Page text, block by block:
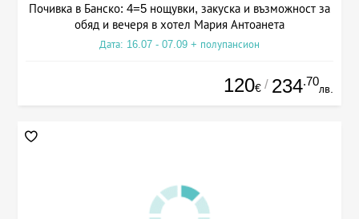
Почивка в Банско: 4=5 нощувки, закуска и възможност за
обяд и вечеря в хотел Мария Антоанета
Дата: 16.07 - 07.09 + полупансион
120€ / 234.70
лв.